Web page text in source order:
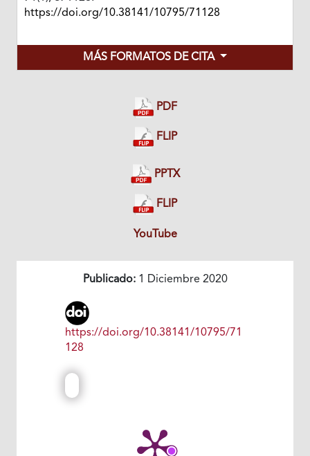
https://doi.org/10.38141/10795/71128
MÁS FORMATOS DE CITA
PDF
FLIP
PPTX
FLIP
YouTube
Publicado:1 Diciembre 2020
https://doi.org/10.38141/10795/71
128